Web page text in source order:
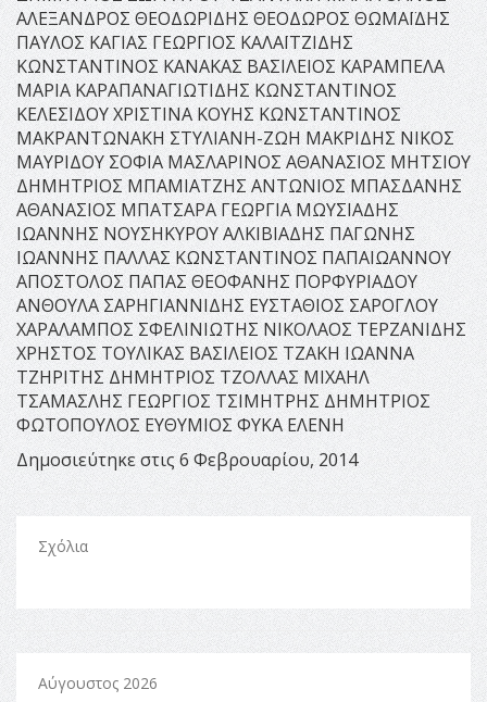
ΑΛΕΞΑΝΔΡΟΣ ΘΕΟΔΩΡΙΔΗΣ ΘΕΟΔΩΡΟΣ ΘΩΜΑΪΔΗΣ
ΠΑΥΛΟΣ ΚΑΓΙΑΣ ΓΕΩΡΓΙΟΣ ΚΑΛΑΪΤΖΙΔΗΣ
ΚΩΝΣΤΑΝΤΙΝΟΣ ΚΑΝΑΚΑΣ ΒΑΣΙΛΕΙΟΣ ΚΑΡΑΜΠΕΛΑ
ΜΑΡΙΑ ΚΑΡΑΠΑΝΑΓΙΩΤΙΔΗΣ ΚΩΝΣΤΑΝΤΙΝΟΣ
ΚΕΛΕΣΙΔΟΥ ΧΡΙΣΤΙΝΑ ΚΟΥΗΣ ΚΩΝΣΤΑΝΤΙΝΟΣ
ΜΑΚΡΑΝΤΩΝΑΚΗ ΣΤΥΛΙΑΝΗ-ΖΩΗ ΜΑΚΡΙΔΗΣ ΝΙΚΟΣ
ΜΑΥΡΙΔΟΥ ΣΟΦΙΑ ΜΑΣΛΑΡΙΝΟΣ ΑΘΑΝΑΣΙΟΣ ΜΗΤΣΙΟΥ
ΔΗΜΗΤΡΙΟΣ ΜΠΑΜΙΑΤΖΗΣ ΑΝΤΩΝΙΟΣ ΜΠΑΣΔΑΝΗΣ
ΑΘΑΝΑΣΙΟΣ ΜΠΑΤΣΑΡΑ ΓΕΩΡΓΙΑ ΜΩΥΣΙΑΔΗΣ
ΙΩΑΝΝΗΣ ΝΟΥΣΗΚΥΡΟΥ ΑΛΚΙΒΙΑΔΗΣ ΠΑΓΩΝΗΣ
ΙΩΑΝΝΗΣ ΠΑΛΛΑΣ ΚΩΝΣΤΑΝΤΙΝΟΣ ΠΑΠΑΙΩΑΝΝΟΥ
ΑΠΟΣΤΟΛΟΣ ΠΑΠΑΣ ΘΕΟΦΑΝΗΣ ΠΟΡΦΥΡΙΑΔΟΥ
ΑΝΘΟΥΛΑ ΣΑΡΗΓΙΑΝΝΙΔΗΣ ΕΥΣΤΑΘΙΟΣ ΣΑΡΟΓΛΟΥ
ΧΑΡΑΛΑΜΠΟΣ ΣΦΕΛΙΝΙΩΤΗΣ ΝΙΚΟΛΑΟΣ ΤΕΡΖΑΝΙΔΗΣ
ΧΡΗΣΤΟΣ ΤΟΥΛΙΚΑΣ ΒΑΣΙΛΕΙΟΣ ΤΖΑΚΗ ΙΩΑΝΝΑ
ΤΖΗΡΙΤΗΣ ΔΗΜΗΤΡΙΟΣ ΤΖΟΛΛΑΣ ΜΙΧΑΗΛ
ΤΣΑΜΑΣΛΗΣ ΓΕΩΡΓΙΟΣ ΤΣΙΜΗΤΡΗΣ ΔΗΜΗΤΡΙΟΣ
ΦΩΤΟΠΟΥΛΟΣ ΕΥΘΥΜΙΟΣ ΦΥΚΑ ΕΛΕΝΗ
Δημοσιεύτηκε στις 6 Φεβρουαρίου, 2014
Σχόλια
Αύγουστος 2026